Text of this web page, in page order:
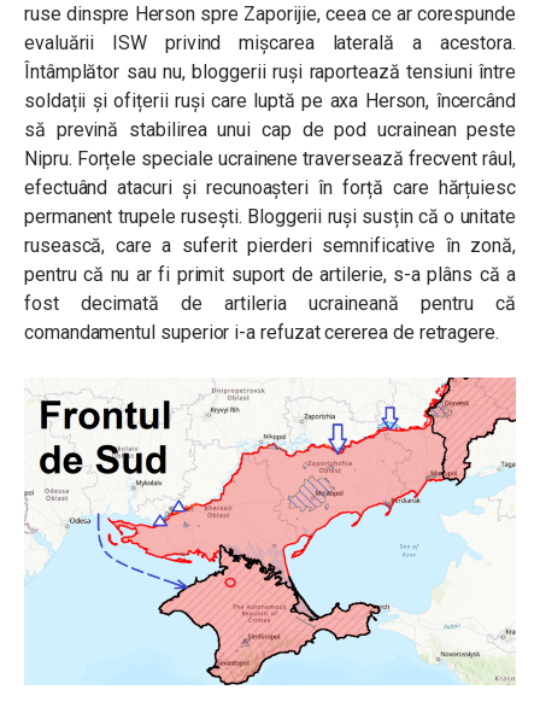
ruse dinspre Herson spre Zaporijie, ceea ce ar corespunde
evaluării ISW privind mișcarea laterală a acestora.
Întâmplător sau nu, bloggerii ruși raportează tensiuni între
soldații și ofițerii ruși care luptă pe axa Herson, încercând
să prevină stabilirea unui cap de pod ucrainean peste
Nipru. Forțele speciale ucrainene traversează frecvent râul,
efectuând atacuri și recunoașteri în forță care hărțuiesc
permanent trupele rusești. Bloggerii ruși susțin că o unitate
rusească, care a suferit pierderi semnificative în zonă,
pentru că nu ar fi primit suport de artilerie, s-a plâns că a
fost decimată de artileria ucraineană pentru că
comandamentul superior i-a refuzat cererea de retragere.